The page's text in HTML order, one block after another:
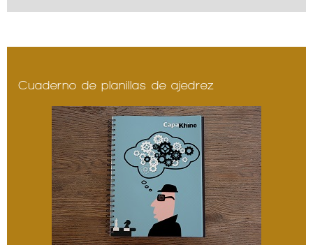
Cuaderno de planillas de ajedrez